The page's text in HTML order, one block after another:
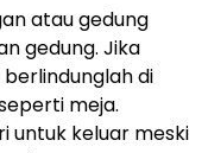
atau gedung
gedung. Jika
di
meja.
untuk keluar meski